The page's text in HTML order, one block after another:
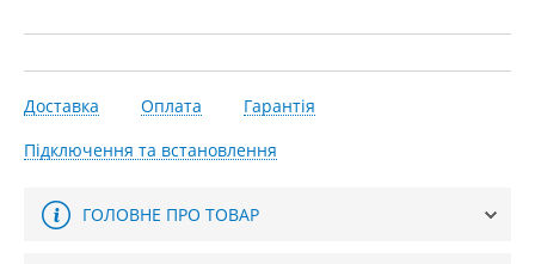
Доставка Оплата
Гарантія
Підключення та встановлення
ГОЛОВНЕ ПРО ТОВАР